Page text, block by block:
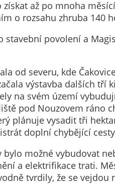
až po mnoha
o rozsahu zhruba 140
stavební povolení a
od severu, kde
výstavba dalších tří
na svém území
pod Nouzovem ráno
plánuje vysadit tři
doplní chybějící
bylo možné vybudovat
a elektrifikace trati.
tvrdily, že se vejdou